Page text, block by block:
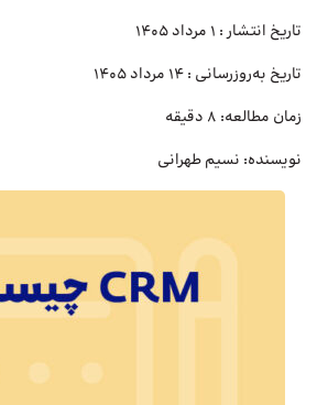
تاریخ انتشار : 1 مرداد 1405
تاریخ به‌روزرسانی : 14 مرداد 1405
زمان مطالعه: 8 دقیقه
نویسنده: نسیم طهرانی